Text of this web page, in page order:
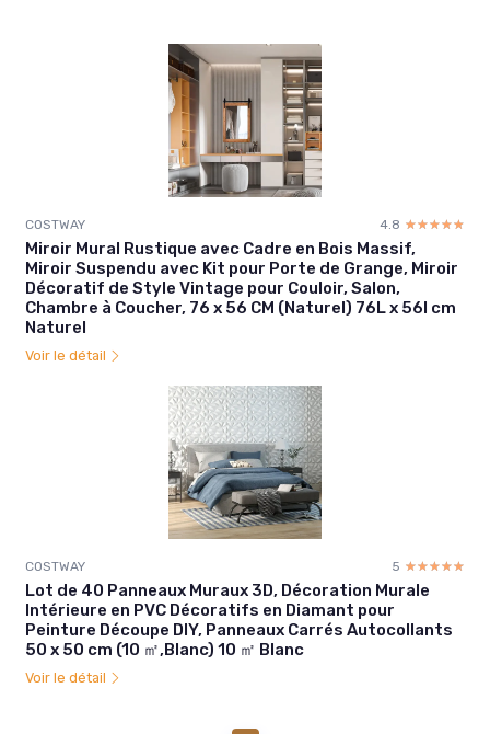
COSTWAY 4.8 ☆☆☆☆☆
★★★★★
Miroir Mural Rustique avec Cadre en Bois Massif,
Miroir Suspendu avec Kit pour Porte de Grange, Miroir
Décoratif de Style Vintage pour Couloir, Salon,
Chambre à Coucher, 76 x 56 CM (Naturel) 76L x 56l cm
Naturel
Voir le détail
COSTWAY 5 ☆☆☆☆☆
★★★★★
Lot de 40 Panneaux Muraux 3D, Décoration Murale
Intérieure en PVC Décoratifs en Diamant pour
Peinture Découpe DIY, Panneaux Carrés Autocollants
50 x 50 cm (10 ㎡,Blanc) 10 ㎡ Blanc
Voir le détail